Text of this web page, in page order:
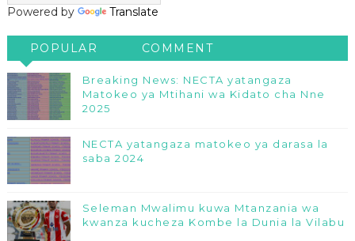
Powered by Translate
POPULAR COMMENT
Breaking News: NECTA yatangaza
Matokeo ya Mtihani wa Kidato cha Nne
2025
NECTA yatangaza matokeo ya darasa la
saba 2024
Seleman Mwalimu kuwa Mtanzania wa
kwanza kucheza Kombe la Dunia la Vilabu